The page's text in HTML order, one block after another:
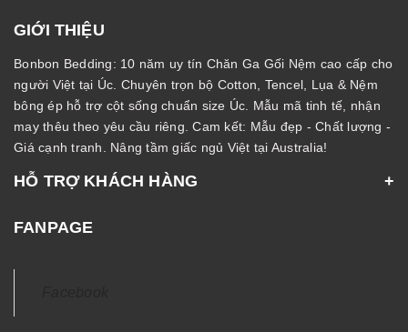
GIỚI THIỆU
Bonbon Bedding: 10 năm uy tín Chăn Ga Gối Nệm cao cấp cho
người Việt tại Úc. Chuyên trọn bộ Cotton, Tencel, Lụa & Nệm
bông ép hỗ trợ cột sống chuẩn size Úc. Mẫu mã tinh tế, nhận
may thêu theo yêu cầu riêng. Cam kết: Mẫu đẹp - Chất lượng -
Giá cạnh tranh. Nâng tầm giấc ngủ Việt tại Australia!
HỖ TRỢ KHÁCH HÀNG
FANPAGE